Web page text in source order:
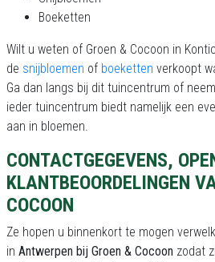
Boeketten
Wilt u weten of Groen & Cocoon in
de snijbloemen of boeketten verkoopt
Ga dan langs bij dit tuincentrum of
ieder tuincentrum biedt namelijk een
aan in bloemen.
CONTACTGEGEVENS,
KLANTBEOORDELINGEN
COCOON
Ze hopen u binnenkort te mogen
in Antwerpen bij Groen & Cocoon zodat